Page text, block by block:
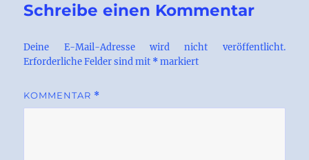
Schreibe einen Kommentar
Deine E-Mail-Adresse wird nicht veröffentlicht.
Erforderliche Felder sind mit *markiert
KOMMENTAR *